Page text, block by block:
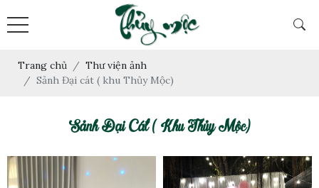
Trang chủ
Thư viện ảnh
Sảnh Đại cát ( khu Thủy Mộc)
Sảnh Đại Cát ( Khu Thủy Mộc)